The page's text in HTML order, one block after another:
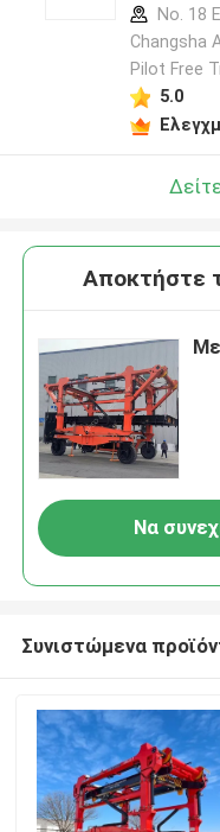
No. 18
Changsha
Pilot Free
5.0
Αποκτήστε
Να
Συνιστώμενα